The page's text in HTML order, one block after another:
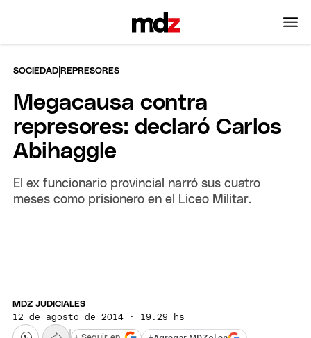
SOCIEDAD |REPRESORES
Megacausa contra
represores: declaró Carlos
Abihaggle
El ex funcionario provincial narró sus cuatro
meses como prisionero en el Liceo Militar.
MDZ JUDICIALES
12 de agosto de 2014 · 19:29 hs